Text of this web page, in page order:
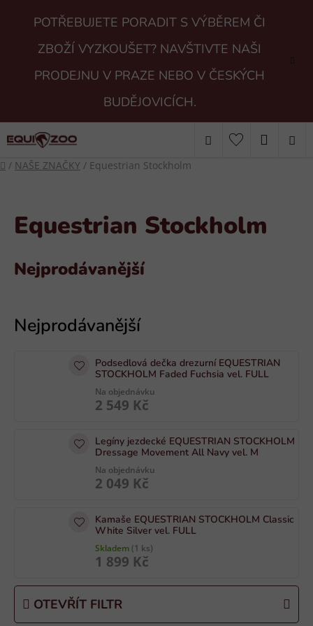
POTŘEBUJETE PORADIT S VÝBĚREM ČI
ZBOŽÍ VYZKOUŠET? NAVŠTIVTE NAŠI
PRODEJNU V PRAZE NEBO V ČESKÝCH
BUDĚJOVICÍCH.
Hledat
Domů
/ NAŠE ZNAČKY / Equestrian Stockholm
Equestrian Stockholm
Nejprodávanější
Podsedlová dečka drezurní EQUESTRIAN
STOCKHOLM Faded Fuchsia vel. FULL
Na objednávku
2 549 Kč
Legíny jezdecké EQUESTRIAN STOCKHOLM
Dressage Movement All Navy vel. M
Na objednávku
2 049 Kč
Kamaše EQUESTRIAN STOCKHOLM Classic
White Silver vel. FULL
Skladem (1 ks)
1 899 Kč
OTEVŘÍT FILTR
ý
p